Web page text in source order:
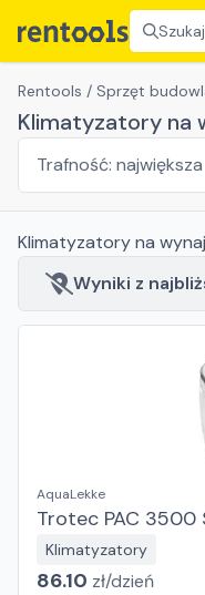
Rentools / Sprzęt
Klimatyzatory na
Klimatyzatoryna
Wyniki z
AquaLekke
Trotec PAC 3500
Klimatyzatory
86.10 zł/dzień